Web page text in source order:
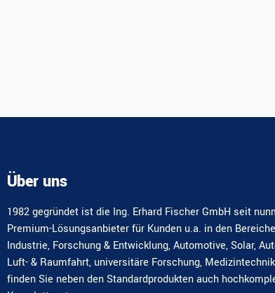
Über uns
1982 gegründet ist die Ing. Erhard Fischer GmbH seit
Premium-Lösungsanbieter für Kunden u.a. in den
Industrie, Forschung & Entwicklung, Automotive, Solar,
Luft- & Raumfahrt, universitäre Forschung,
finden Sie neben den Standardprodukten auch